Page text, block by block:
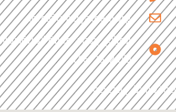
info@umelyateem.org
دار146/25/21
موقعنا على الخارطة